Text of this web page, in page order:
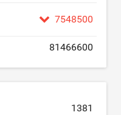
7548500
81466600
1381